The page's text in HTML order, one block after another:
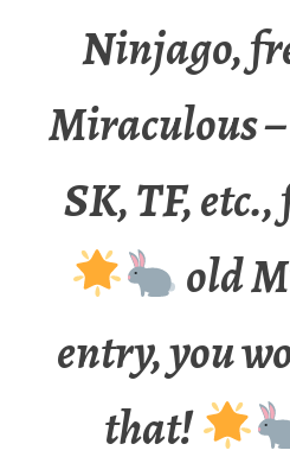
Ninjago,
Miraculous
SK, TF,
old
entry, you
that!